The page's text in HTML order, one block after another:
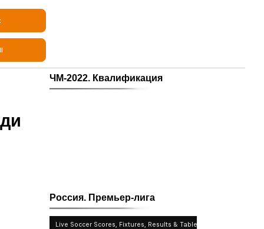
ЧМ-2022. Квалификация
Россия. Премьер-лига